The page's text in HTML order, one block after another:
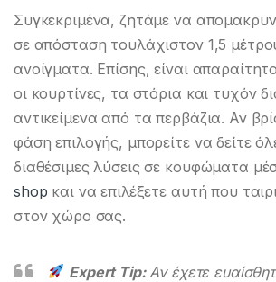
Συγκεκριμένα, ζητάμε να
σε απόσταση τουλάχιστον 1,5
ανοίγματα. Επίσης, είναι
οι κουρτίνες, τα στόρια και τυχόν
αντικείμενα από τα περβάζια. Αν
φάση επιλογής, μπορείτε να δείτε
διαθέσιμες λύσεις σε κουφώματα
shop και να επιλέξετε αυτή που
στον χώρο σας.
Expert Tip:Αν έχετε